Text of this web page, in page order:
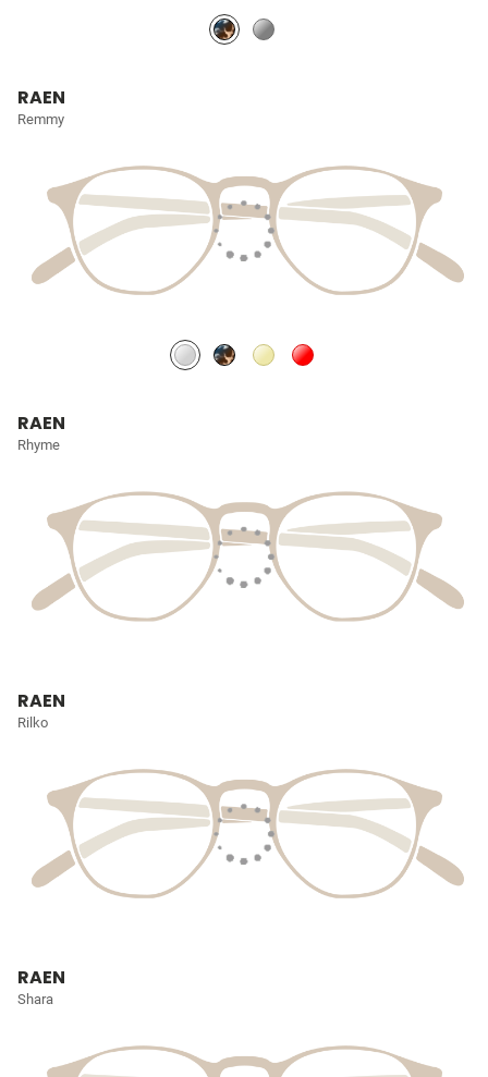
RAEN
Remmy
RAEN
Rhyme
RAEN
Rilko
RAEN
Shara